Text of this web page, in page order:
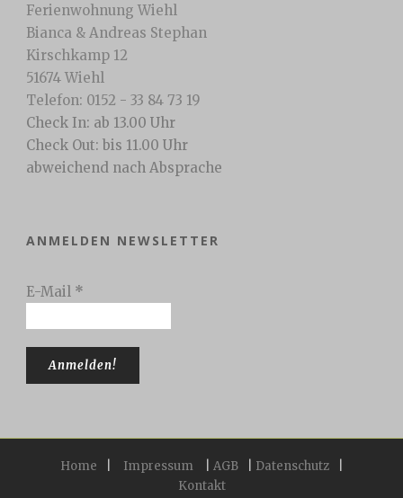
Ferienwohnung Wiehl
Bianca & Andreas Stephan
Kirschkamp 12
51674 Wiehl
Telefon: 0152 - 33 84 73 19
Check In: ab 13.00 Uhr
Check Out: bis 11.00 Uhr
abweichend nach Absprache
ANMELDEN NEWSLETTER
E-Mail *
Home Impressum AGB Datenschutz
Kontakt